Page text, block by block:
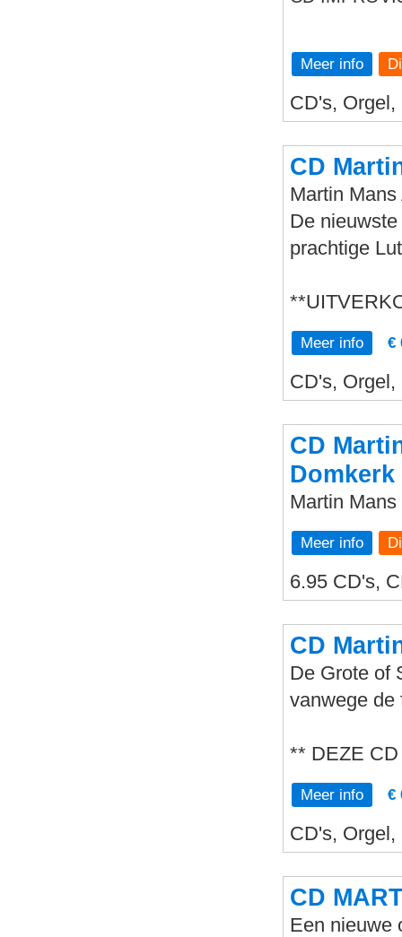
Meer info
CD's, Orgel,
CD
Martin
De
prachtige
Meer info €
CD's, Orgel,
CD
Martin
Meer info
6.95 CD's,
CD
De Grote of
vanwege de
** DEZE
Meer info €
CD's, Orgel,
CD
Een nieuwe